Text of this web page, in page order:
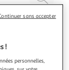
à
!
personnelles,
sans accepter